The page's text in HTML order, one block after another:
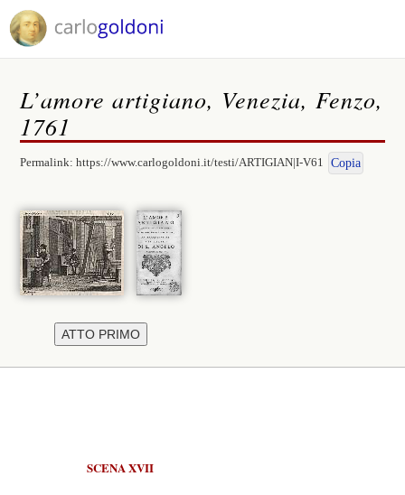
L’amore artigiano, Venezia, Fenzo,
1761
Permalink:https://www.carlogoldoni.it/testi/ARTIGIAN|I-V61 Copia
SCENA XVII